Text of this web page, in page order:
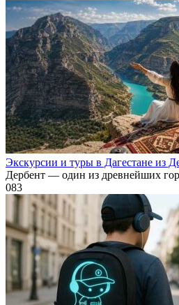
Экскурсии и туры в Дагестане из
Дербент — один из древнейших
083